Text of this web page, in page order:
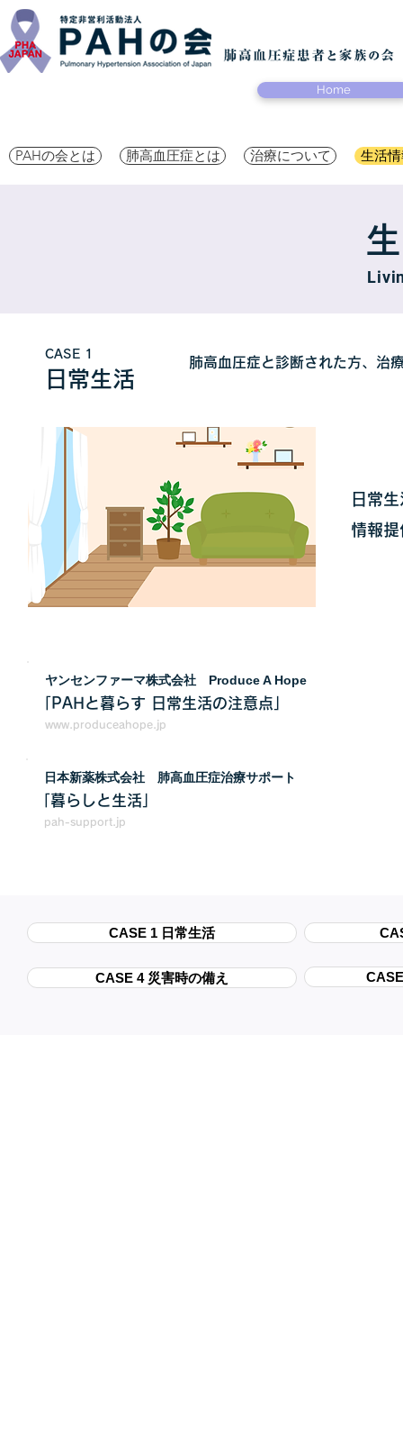
Home
PAHの会とは 肺高血圧症とは 治療について 生活
日常生活
肺高血圧症と診断された方、治
CASE 1
日常
情報
「PAHと暮らす 日常生活の注意点」
ヤンセンファーマ株式会社 Produce A Hope
www.produceahope.jp
「暮らしと生活」
日本新薬株式会社 肺高血圧症治療サポート
pah-support.jp
CASE 1 日常生活
CASE 4 災害時の備え